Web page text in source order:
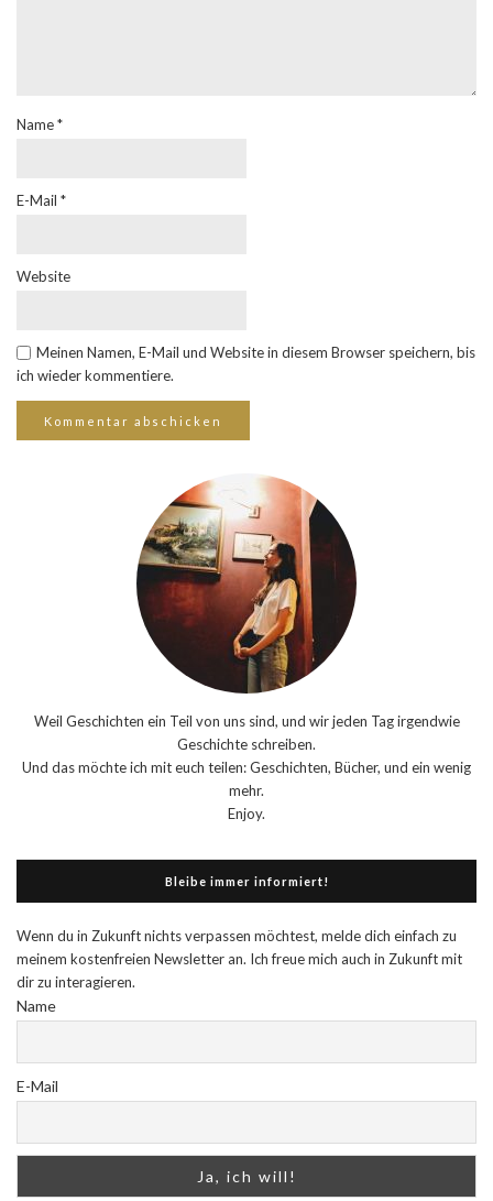
Name*
E-Mail *
Website
Meinen Namen, E-Mail und Website in diesem Browser speichern, bis
ich wieder kommentiere.
Weil Geschichten ein Teil von uns sind, und wir jeden Tag irgendwie
Geschichte schreiben.
Und das möchte ich mit euch teilen: Geschichten, Bücher, und ein wenig
mehr.
Enjoy.
Bleibe immer informiert!
Wenn du in Zukunft nichts verpassen möchtest, melde dich einfach zu
meinem kostenfreien Newsletter an. Ich freue mich auch in Zukunft mit
dir zu interagieren.
Name
E-Mail